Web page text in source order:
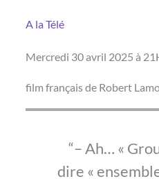
A la Télé
Mercredi 30 avril 2025 à
film français de Robert
– Ah… «
dire «